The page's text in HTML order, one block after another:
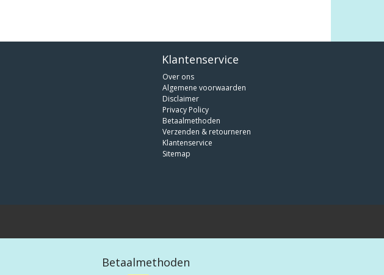
Klantenservice
Over ons
Algemene voorwaarden
Disclaimer
Privacy Policy
Betaalmethoden
Verzenden & retourneren
Klantenservice
Sitemap
Betaalmethoden